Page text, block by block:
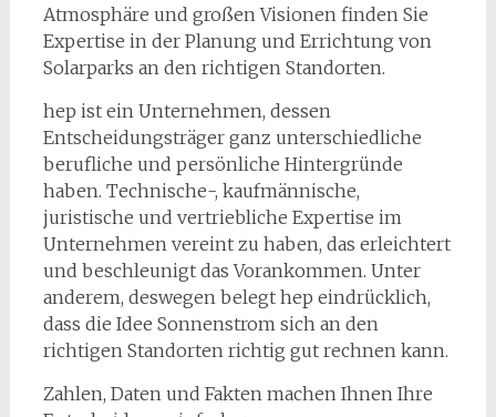
Atmosphäre und großen Visionen finden Sie
Expertise in der Planung und Errichtung von
Solarparks an den richtigen Standorten.
hep ist ein Unternehmen, dessen
Entscheidungsträger ganz unterschiedliche
berufliche und persönliche Hintergründe
haben. Technische-, kaufmännische,
juristische und vertriebliche Expertise im
Unternehmen vereint zu haben, das erleichtert
und beschleunigt das Vorankommen. Unter
anderem, deswegen belegt hep eindrücklich,
dass die Idee Sonnenstrom sich an den
richtigen Standorten richtig gut rechnen kann.
Zahlen, Daten und Fakten machen Ihnen Ihre